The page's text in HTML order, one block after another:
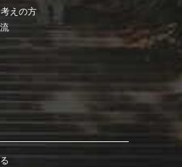
えの方